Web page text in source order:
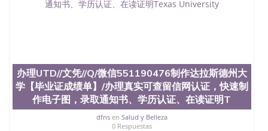
办理UTD//文凭//Q/微信551190476制作达拉斯德州大
学【毕业证成绩单】/办理真实可查留信网认证，快速制
作电子图，录取通知书、学历认证、在读证明T
dfnsen Salud y Belleza
0 Respuestas